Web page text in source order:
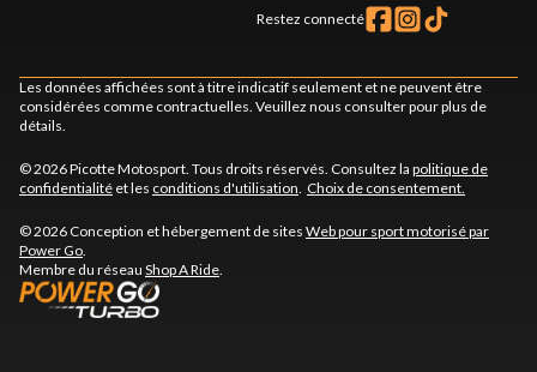
Restez connecté
Les données affichées sont à titre indicatif seulement et ne peuvent être
considérées comme contractuelles. Veuillez nous consulter pour plus de
détails.
© 2026 Picotte Motosport. Tous droits réservés. Consultez la politique de
confidentialité et les conditions d'utilisation. Choix de consentement.
© 2026 Conception et hébergement de sites Web pour sport motorisé par
Power Go.
Membre du réseau Shop A Ride.